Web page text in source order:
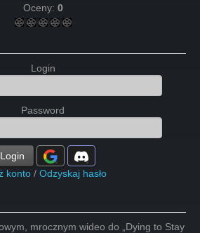
Oceny: 0
Login
Password
Login
konto / Odzyskaj hasło
mrocznym wideo do „Dying to Stay